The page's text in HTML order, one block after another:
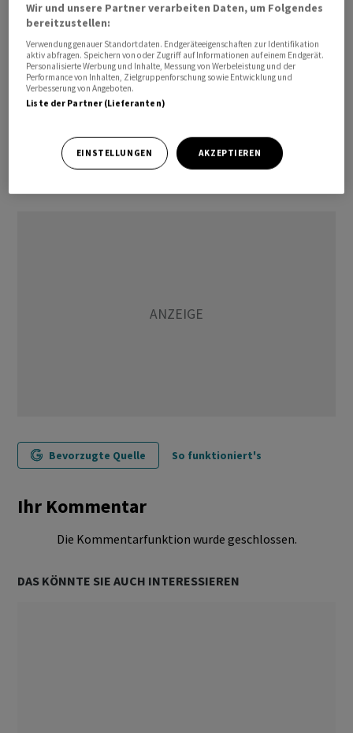
haben 45 Prozent der Industrieunternehmen ihre
Lagerhaltung vergangenes Jahr erhöht. Allerdings
planen nur 12 Prozent weitere Lagererhöhungen für die
Zukunft. 44 Prozent der Firmen gaben eine verbesserte
Überwachung ihrer Lieferketten an. In der
Autoindustrie haben 34 Prozent der Firmen damit
bisher von Zulieferern bezogen hatten./rol/DP/men
Bevorzugte Quelle So funktioniert's
Ihr Kommentar
Die Kommentarfunktion wurde geschlossen.
DAS KÖNNTE SIE AUCH INTERESSIEREN
Wir und unsere Partner verarbeiten Daten, um Folgendes
bereitzustellen:
Verwendung genauer Standortdaten. Endgeräteeigenschaften zur Identifikation
aktiv abfragen. Speichern von oder Zugriff auf Informationen auf einem Endgerät.
Personalisierte Werbung und Inhalte, Messung von Werbeleistung und der
Performance von Inhalten, Zielgruppenforschung sowie Entwicklung und
Verbesserung von Angeboten.
Liste der Partner (Lieferanten)
EINSTELLUNGEN AKZEPTIEREN